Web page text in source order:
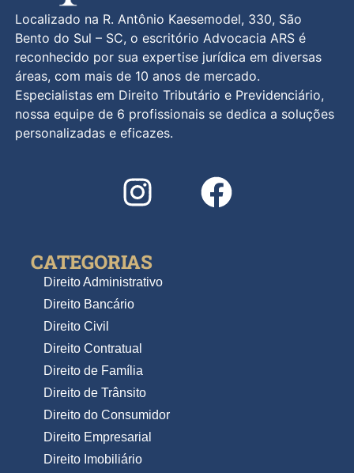
Localizado na R. Antônio Kaesemodel, 330, São
Bento do Sul – SC, o escritório Advocacia ARS é
reconhecido por sua expertise jurídica em diversas
áreas, com mais de 10 anos de mercado.
Especialistas em Direito Tributário e Previdenciário,
nossa equipe de 6 profissionais se dedica a soluções
personalizadas e eficazes.
CATEGORIAS
Direito Administrativo
Direito Bancário
Direito Civil
Direito Contratual
Direito de Família
Direito de Trânsito
Direito do Consumidor
Direito Empresarial
Direito Imobiliário